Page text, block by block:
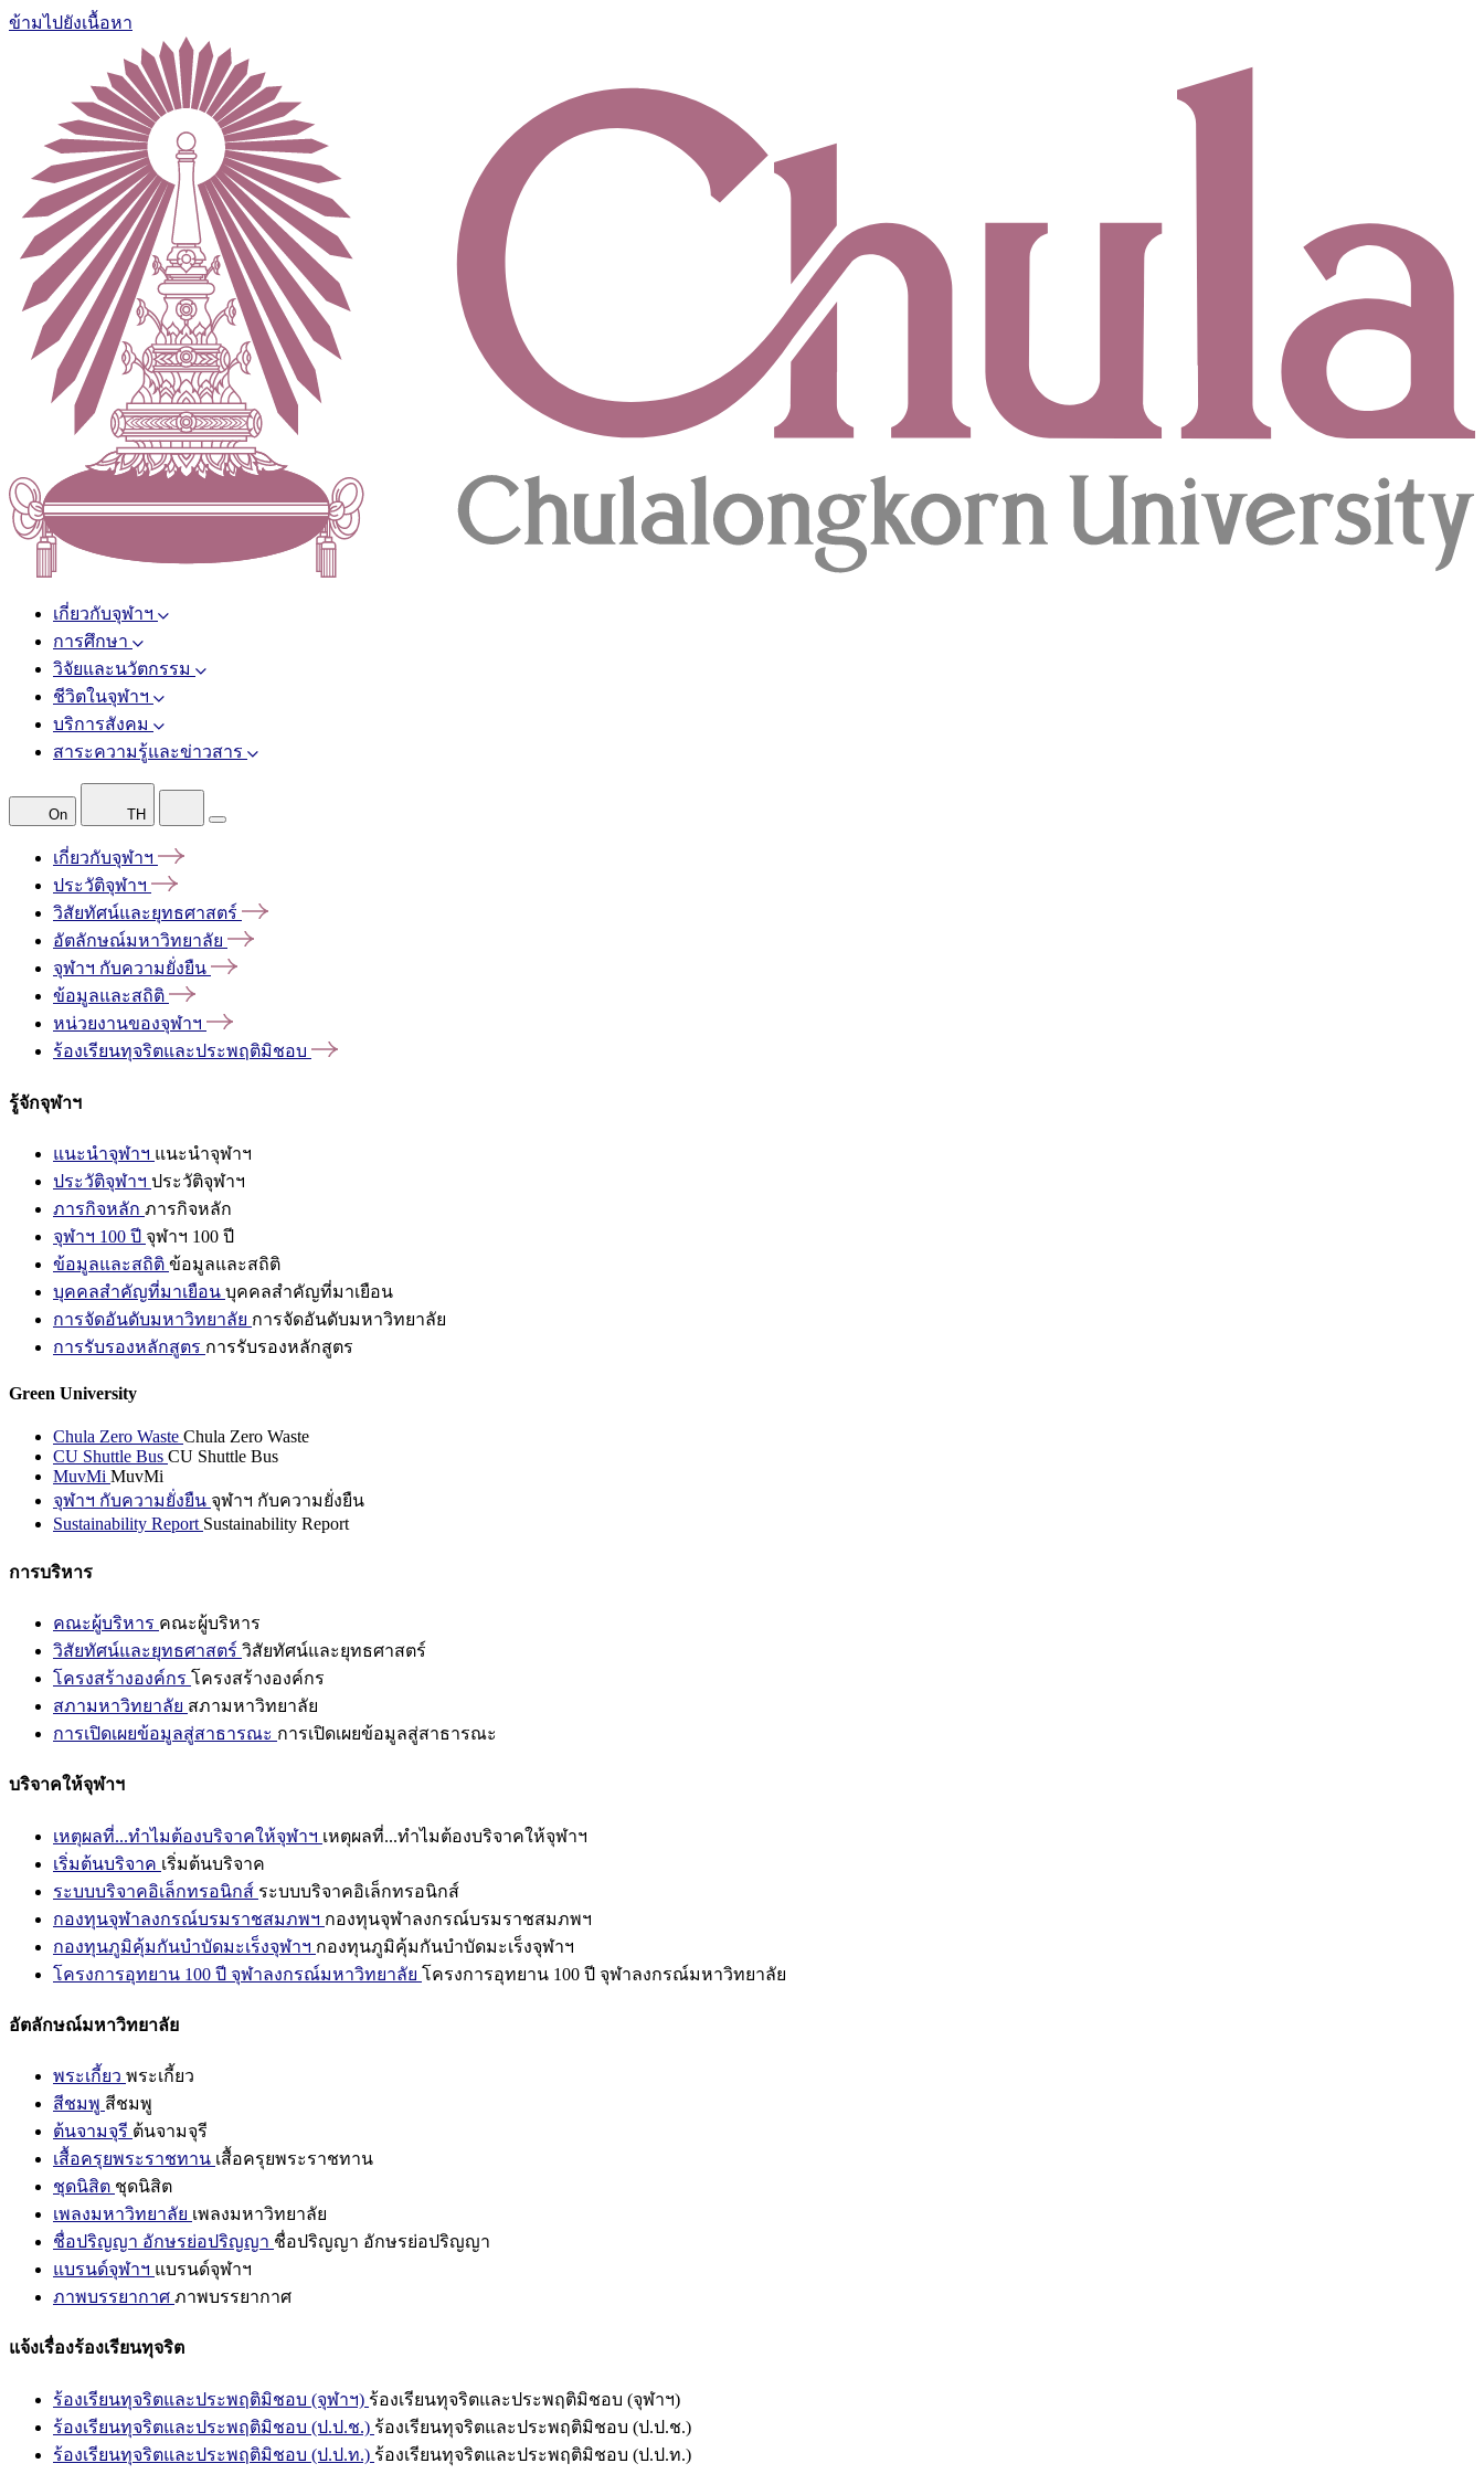
ข้ามไปยังเนื้อหา
เกี่ยวกับจุฬาฯ
การศึกษา
วิจัยและนวัตกรรม
ชีวิตในจุฬาฯ
บริการสังคม
สาระความรู้และข่าวสาร
On TH
เกี่ยวกับจุฬาฯ
ประวัติจุฬาฯ
วิสัยทัศน์และยุทธศาสตร์
อัตลักษณ์มหาวิทยาลัย
จุฬาฯ กับความยั่งยืน
ข้อมูลและสถิติ
หน่วยงานของจุฬาฯ
ร้องเรียนทุจริตและประพฤติมิชอบ
รู้จักจุฬาฯ
แนะนำจุฬาฯ แนะนำจุฬาฯ
ประวัติจุฬาฯ ประวัติจุฬาฯ
ภารกิจหลัก ภารกิจหลัก
จุฬาฯ 100 ปี จุฬาฯ 100 ปี
ข้อมูลและสถิติ ข้อมูลและสถิติ
บุคคลสำคัญที่มาเยือน บุคคลสำคัญที่มาเยือน
การจัดอันดับมหาวิทยาลัย การจัดอันดับมหาวิทยาลัย
การรับรองหลักสูตร การรับรองหลักสูตร
Green University
Chula Zero Waste Chula Zero Waste
CU Shuttle Bus CU Shuttle Bus
MuvMi MuvMi
จุฬาฯ กับความยั่งยืน จุฬาฯ กับความยั่งยืน
Sustainability Report Sustainability Report
การบริหาร
คณะผู้บริหาร คณะผู้บริหาร
วิสัยทัศน์และยุทธศาสตร์ วิสัยทัศน์และยุทธศาสตร์
โครงสร้างองค์กร โครงสร้างองค์กร
สภามหาวิทยาลัย สภามหาวิทยาลัย
การเปิดเผยข้อมูลสู่สาธารณะ การเปิดเผยข้อมูลสู่สาธารณะ
บริจาคให้จุฬาฯ
เหตุผลที่...ทำไมต้องบริจาคให้จุฬาฯ เหตุผลที่...ทำไมต้องบริจาคให้จุฬาฯ
เริ่มต้นบริจาค เริ่มต้นบริจาค
ระบบบริจาคอิเล็กทรอนิกส์ ระบบบริจาคอิเล็กทรอนิกส์
กองทุนจุฬาลงกรณ์บรมราชสมภพฯ กองทุนจุฬาลงกรณ์บรมราชสมภพฯ
กองทุนภูมิคุ้มกันบำบัดมะเร็งจุฬาฯ กองทุนภูมิคุ้มกันบำบัดมะเร็งจุฬาฯ
โครงการอุทยาน 100 ปี จุฬาลงกรณ์มหาวิทยาลัย โครงการอุทยาน 100 ปี จุฬาลงกรณ์มหาวิทยาลัย
อัตลักษณ์มหาวิทยาลัย
พระเกี้ยว พระเกี้ยว
สีชมพู สีชมพู
ต้นจามจุรี ต้นจามจุรี
เสื้อครุยพระราชทาน เสื้อครุยพระราชทาน
ชุดนิสิต ชุดนิสิต
เพลงมหาวิทยาลัย เพลงมหาวิทยาลัย
ชื่อปริญญา อักษรย่อปริญญา ชื่อปริญญา อักษรย่อปริญญา
แบรนด์จุฬาฯ แบรนด์จุฬาฯ
ภาพบรรยากาศ ภาพบรรยากาศ
แจ้งเรื่องร้องเรียนทุจริต
ร้องเรียนทุจริตและประพฤติมิชอบ (จุฬาฯ) ร้องเรียนทุจริตและประพฤติมิชอบ (จุฬาฯ)
ร้องเรียนทุจริตและประพฤติมิชอบ (ป.ป.ช.) ร้องเรียนทุจริตและประพฤติมิชอบ (ป.ป.ช.)
ร้องเรียนทุจริตและประพฤติมิชอบ (ป.ป.ท.) ร้องเรียนทุจริตและประพฤติมิชอบ (ป.ป.ท.)